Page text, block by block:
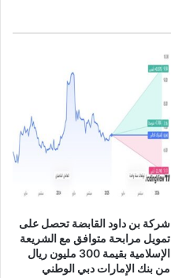
شركة بن داود القابضة تحصل على
تمويل مرابحة متوافق مع الشريعة
الإسلامية بقيمة 300 مليون ريال
من بنك الإمارات دبي الوطني